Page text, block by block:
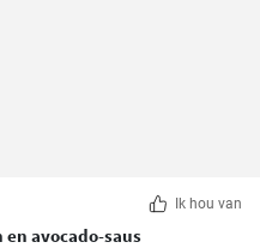
Ik hou van
avocado-saus